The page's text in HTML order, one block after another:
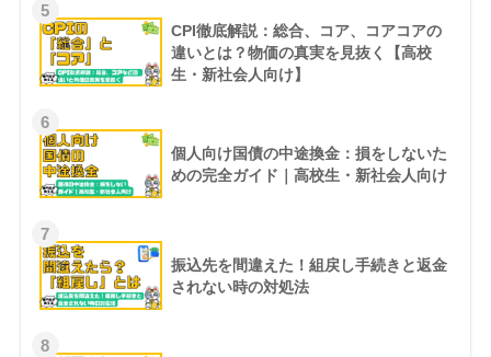
5
CPI徹底解説：総合、コア、コアコアの
違いとは？物価の真実を見抜く【高校
生・新社会人向け】
6
個人向け国債の中途換金：損をしないた
めの完全ガイド｜高校生・新社会人向け
7
振込先を間違えた！組戻し手続きと返金
されない時の対処法
8